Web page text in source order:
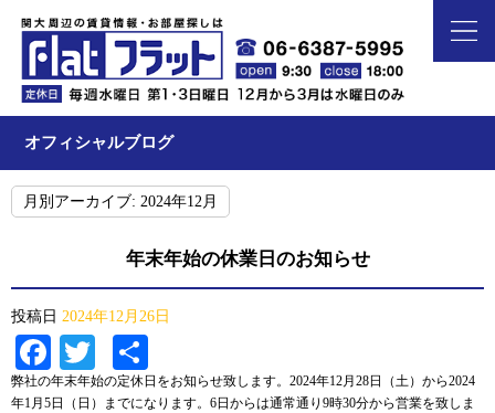
オフィシャルブログ
月別アーカイブ: 2024年12月
年末年始の休業日のお知らせ
投稿日 2024年12月26日
Facebook
Twitter
有
弊社の年末年始の定休日をお知らせ致します。2024年12月28日（土）から2024
年1月5日（日）までになります。6日からは通常通り9時30分から営業を致しま